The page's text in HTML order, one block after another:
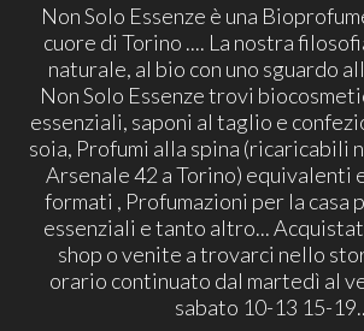
Non Solo Essenze è una
cuore di Torino .... La nostra
naturale, al bio con uno sguardo
Non Solo Essenze trovi
essenziali, saponi al taglio e
soia, Profumi alla spina (ricaricabili
Arsenale 42 a Torino) equivalenti
formati , Profumazioni per la casa
essenziali e tanto altro...
shop o venite a trovarci nello
orario continuato dal martedì al
sabato 10-13 15-19..